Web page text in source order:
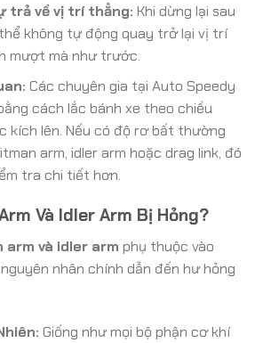
trả về vị trí thẳng: Khi dừng lại sau
không tự động quay trở lại vị trí
mượt mà như trước.
Các chuyên gia tại Auto Speedy
cách lắc bánh xe theo chiều
kích lên. Nếu có độ rơ bất thường
arm, idler arm hoặc drag link, đó
tra chi tiết hơn.
Và Idler Arm Bị Hỏng?
arm và idler arm phụ thuộc vào
nhân chính dẫn đến hư hỏng
Giống như mọi bộ phận cơ khí